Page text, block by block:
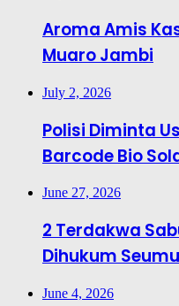
Aroma Amis
Muaro Jambi
July 2, 2026
Polisi Diminta
Barcode Bio
June 27, 2026
2 Terdakwa
Dihukum
June 4, 2026